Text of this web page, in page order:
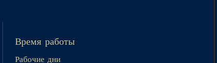
Время работы
Рабочие дни